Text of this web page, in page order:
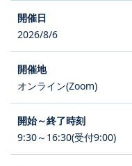
2026/8/6
オンライン(Zoom)
9:30～16:30(受付9:00)